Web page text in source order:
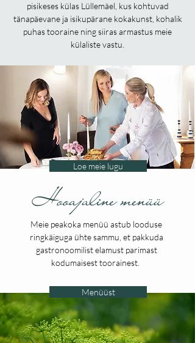
pisikeses külas Lüllemäel, kus kohtuvad
tänapäevane ja isikupärane kokakunst, kohalik
puhas tooraine ning siiras armastus meie
külaliste vastu.
Loe meie lugu
Hooajaline menüü
Meie peakoka menüü astub looduse
ringkäiguga ühte sammu, et pakkuda
gastronoomilist elamust parimast
kodumaisest toorainest.
Menüüst